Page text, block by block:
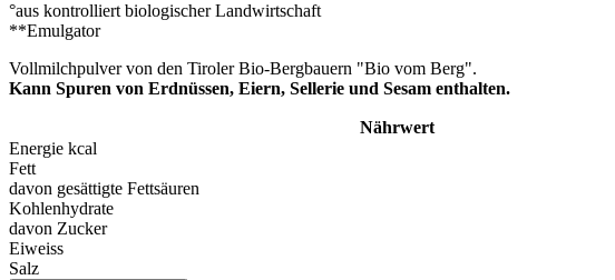
°aus kontrolliert biologischer Landwirtschaft
**Emulgator
Vollmilchpulver von den Tiroler Bio-Bergbauern "Bio vom Berg".
Kann Spuren von Erdnüssen, Eiern, Sellerie und Sesam enthalten.
Nährwert
Energie kcal
Fett
davon gesättigte Fettsäuren
Kohlenhydrate
davon Zucker
Eiweiss
Salz